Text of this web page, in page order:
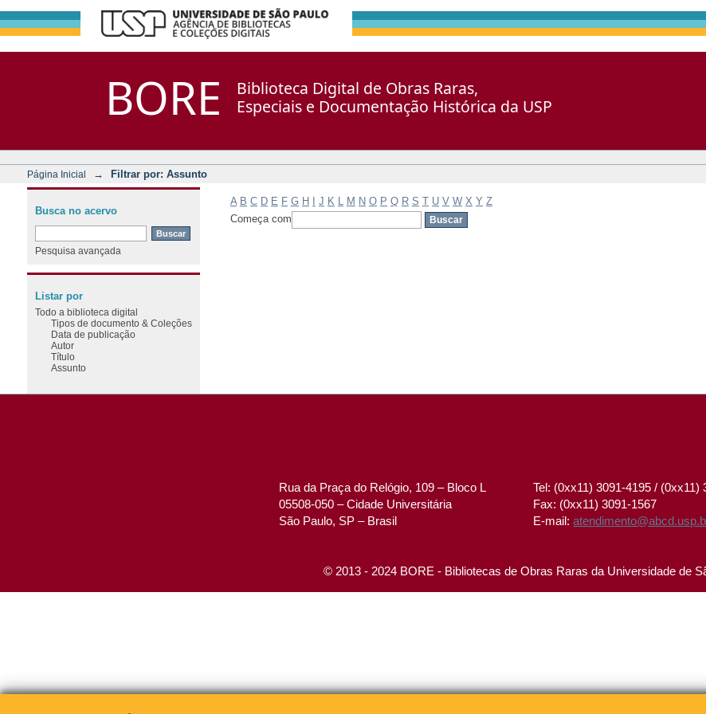
BORE
Biblioteca Digital de Obras Raras,
Especiais e Documentação Histórica da USP
Página Inicial → Filtrar por: Assunto
A B C D E F G H J K M N O P Q R S T U V W X Y Z
Começa com
Busca no acervo
Pesquisa avançada
Listar por
Todo a biblioteca digital
Tipos de documento & Coleções
Data de publicação
Autor
Título
Assunto
Rua da Praça do Relógio, 109 – Bloco L
05508-050 – Cidade Universitária
São Paulo, SP – Brasil
Tel: (0xx11) 3091-4195 / (0xx11)
Fax: (0xx11) 3091-1567
E-mail:
© 2013 - 2024 BORE - Bibliotecas de Obras Raras da Universidade de